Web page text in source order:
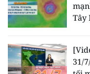
Tây
31/